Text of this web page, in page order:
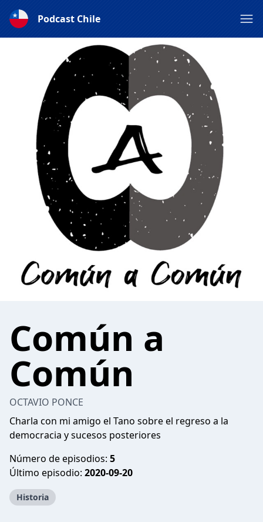
Podcast Chile
Común a
Común
OCTAVIO PONCE
Charla con mi amigo el Tano sobre el regreso a la
democracia y sucesos posteriores
Número de episodios: 5
Último episodio: 2020-09-20
Historia